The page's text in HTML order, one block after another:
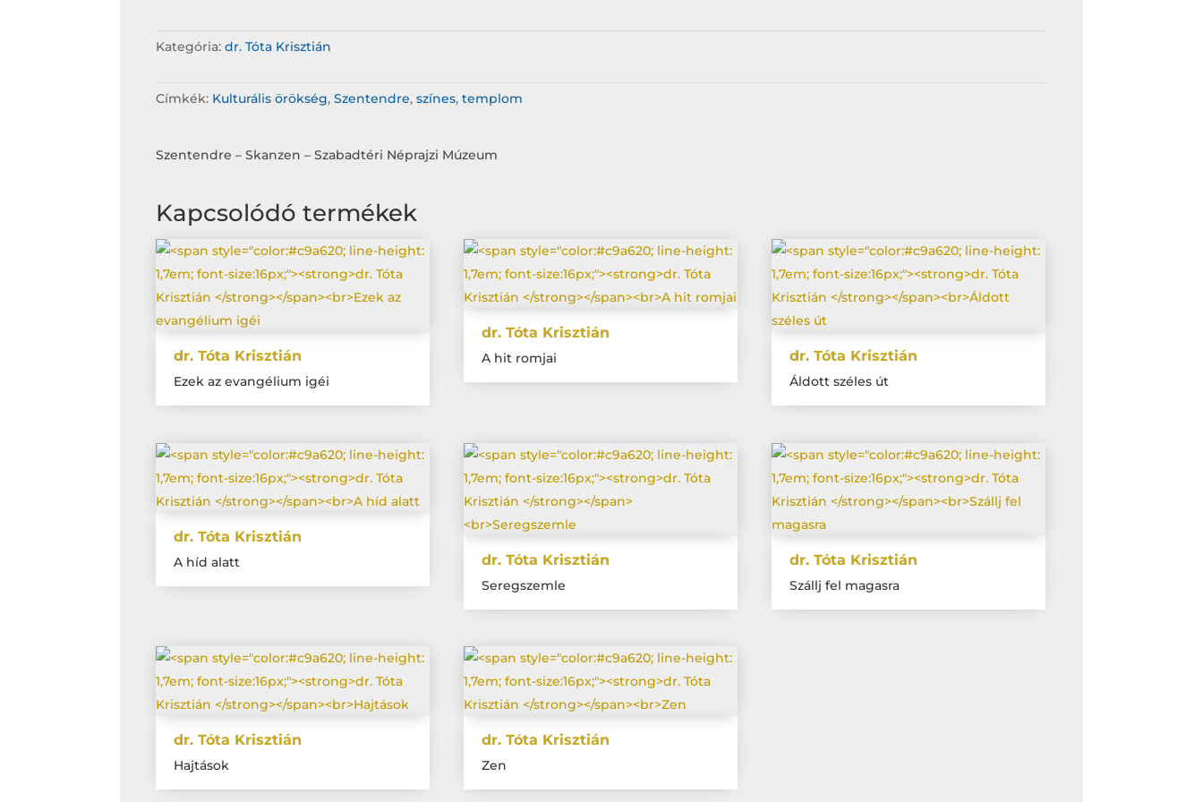
Kategória:dr. Tóta Krisztián
Címkék: Kulturális örökség,Szentendre,színes,templom
Szentendre – Skanzen – Szabadtéri Néprajzi Múzeum
Kapcsolódó termékek
dr. Tóta Krisztián
Ezek az evangélium igéi
dr. Tóta Krisztián
A hit romjai dr. Tóta Krisztián
Áldott széles út
dr. Tóta Krisztián
A híd alatt dr. Tóta Krisztián
Seregszemle
dr. Tóta Krisztián
Szállj fel magasra
dr. Tóta Krisztián
Hajtások
dr. Tóta Krisztián
Zen